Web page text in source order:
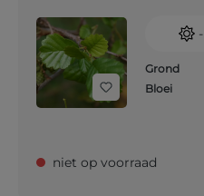
-
Grond
Bloei
niet op voorraad